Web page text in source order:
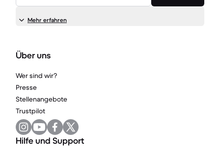
Mehr erfahren
Über uns
Wer sind wir?
Presse
Stellenangebote
Trustpilot
Hilfe und Support